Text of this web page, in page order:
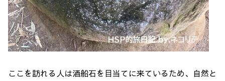
ここを訪れる人は酒船石を目当てに来ているため、自然と